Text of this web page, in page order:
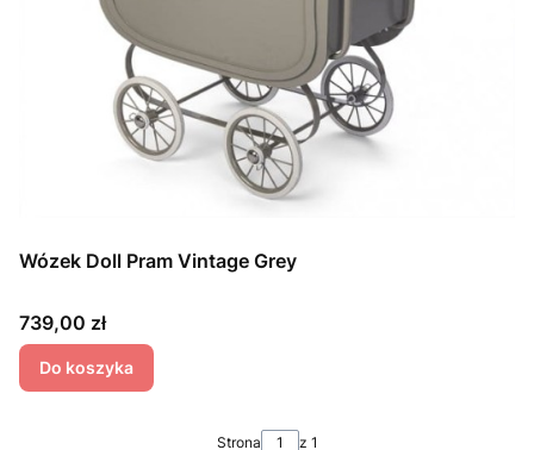
Wózek Doll Pram Vintage Grey
Cena
739,00 zł
Do koszyka
Strona z 1